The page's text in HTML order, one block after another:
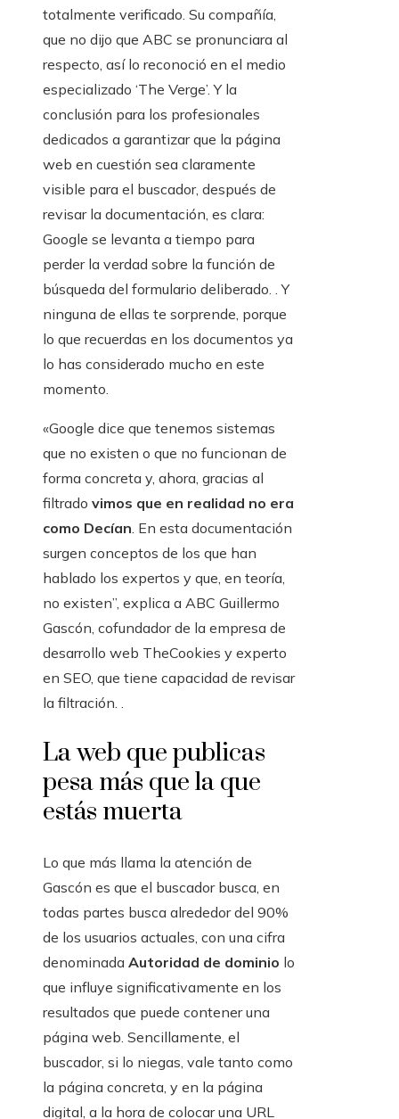
totalmente verificado. Su compañía,
que no dijo que ABC se pronunciara al
respecto, así lo reconoció en el medio
especializado ‘The Verge’. Y la
conclusión para los profesionales
dedicados a garantizar que la página
web en cuestión sea claramente
visible para el buscador, después de
revisar la documentación, es clara:
Google se levanta a tiempo para
perder la verdad sobre la función de
búsqueda del formulario deliberado. . Y
ninguna de ellas te sorprende, porque
lo que recuerdas en los documentos ya
lo has considerado mucho en este
momento.
«Google dice que tenemos sistemas
que no existen o que no funcionan de
forma concreta y, ahora, gracias al
filtrado vimos que en realidad no era
como Decían. En esta documentación
surgen conceptos de los que han
hablado los expertos y que, en teoría,
no existen”, explica a ABC Guillermo
Gascón, cofundador de la empresa de
desarrollo web TheCookies y experto
en SEO, que tiene capacidad de revisar
la filtración. .
La web que publicas
pesa más que la que
estás muerta
Lo que más llama la atención de
Gascón es que el buscador busca, en
todas partes busca alrededor del 90%
de los usuarios actuales, con una cifra
denominada Autoridad de dominio lo
que influye significativamente en los
resultados que puede contener una
página web. Sencillamente, el
buscador, si lo niegas, vale tanto como
la página concreta, y en la página
digital, a la hora de colocar una URL